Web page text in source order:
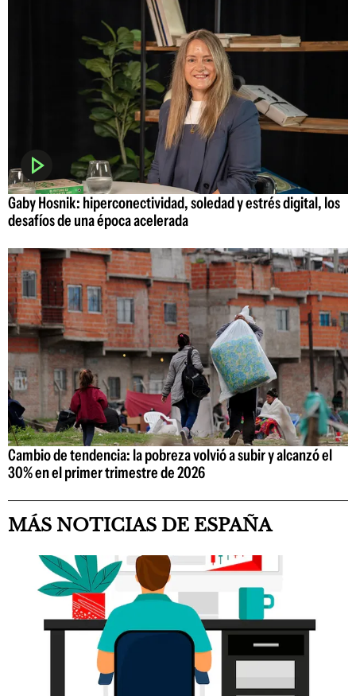
Gaby Hosnik: hiperconectividad, soledad y estrés digital, los
desafíos de una época acelerada
Cambio de tendencia: la pobreza volvió a subir y alcanzó el
30% en el primer trimestre de 2026
MÁS NOTICIAS DE ESPAÑA